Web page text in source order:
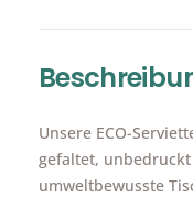
Unsere ECO-
gefaltet,
umweltbewusste